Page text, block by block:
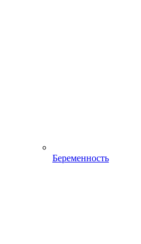
Беременность